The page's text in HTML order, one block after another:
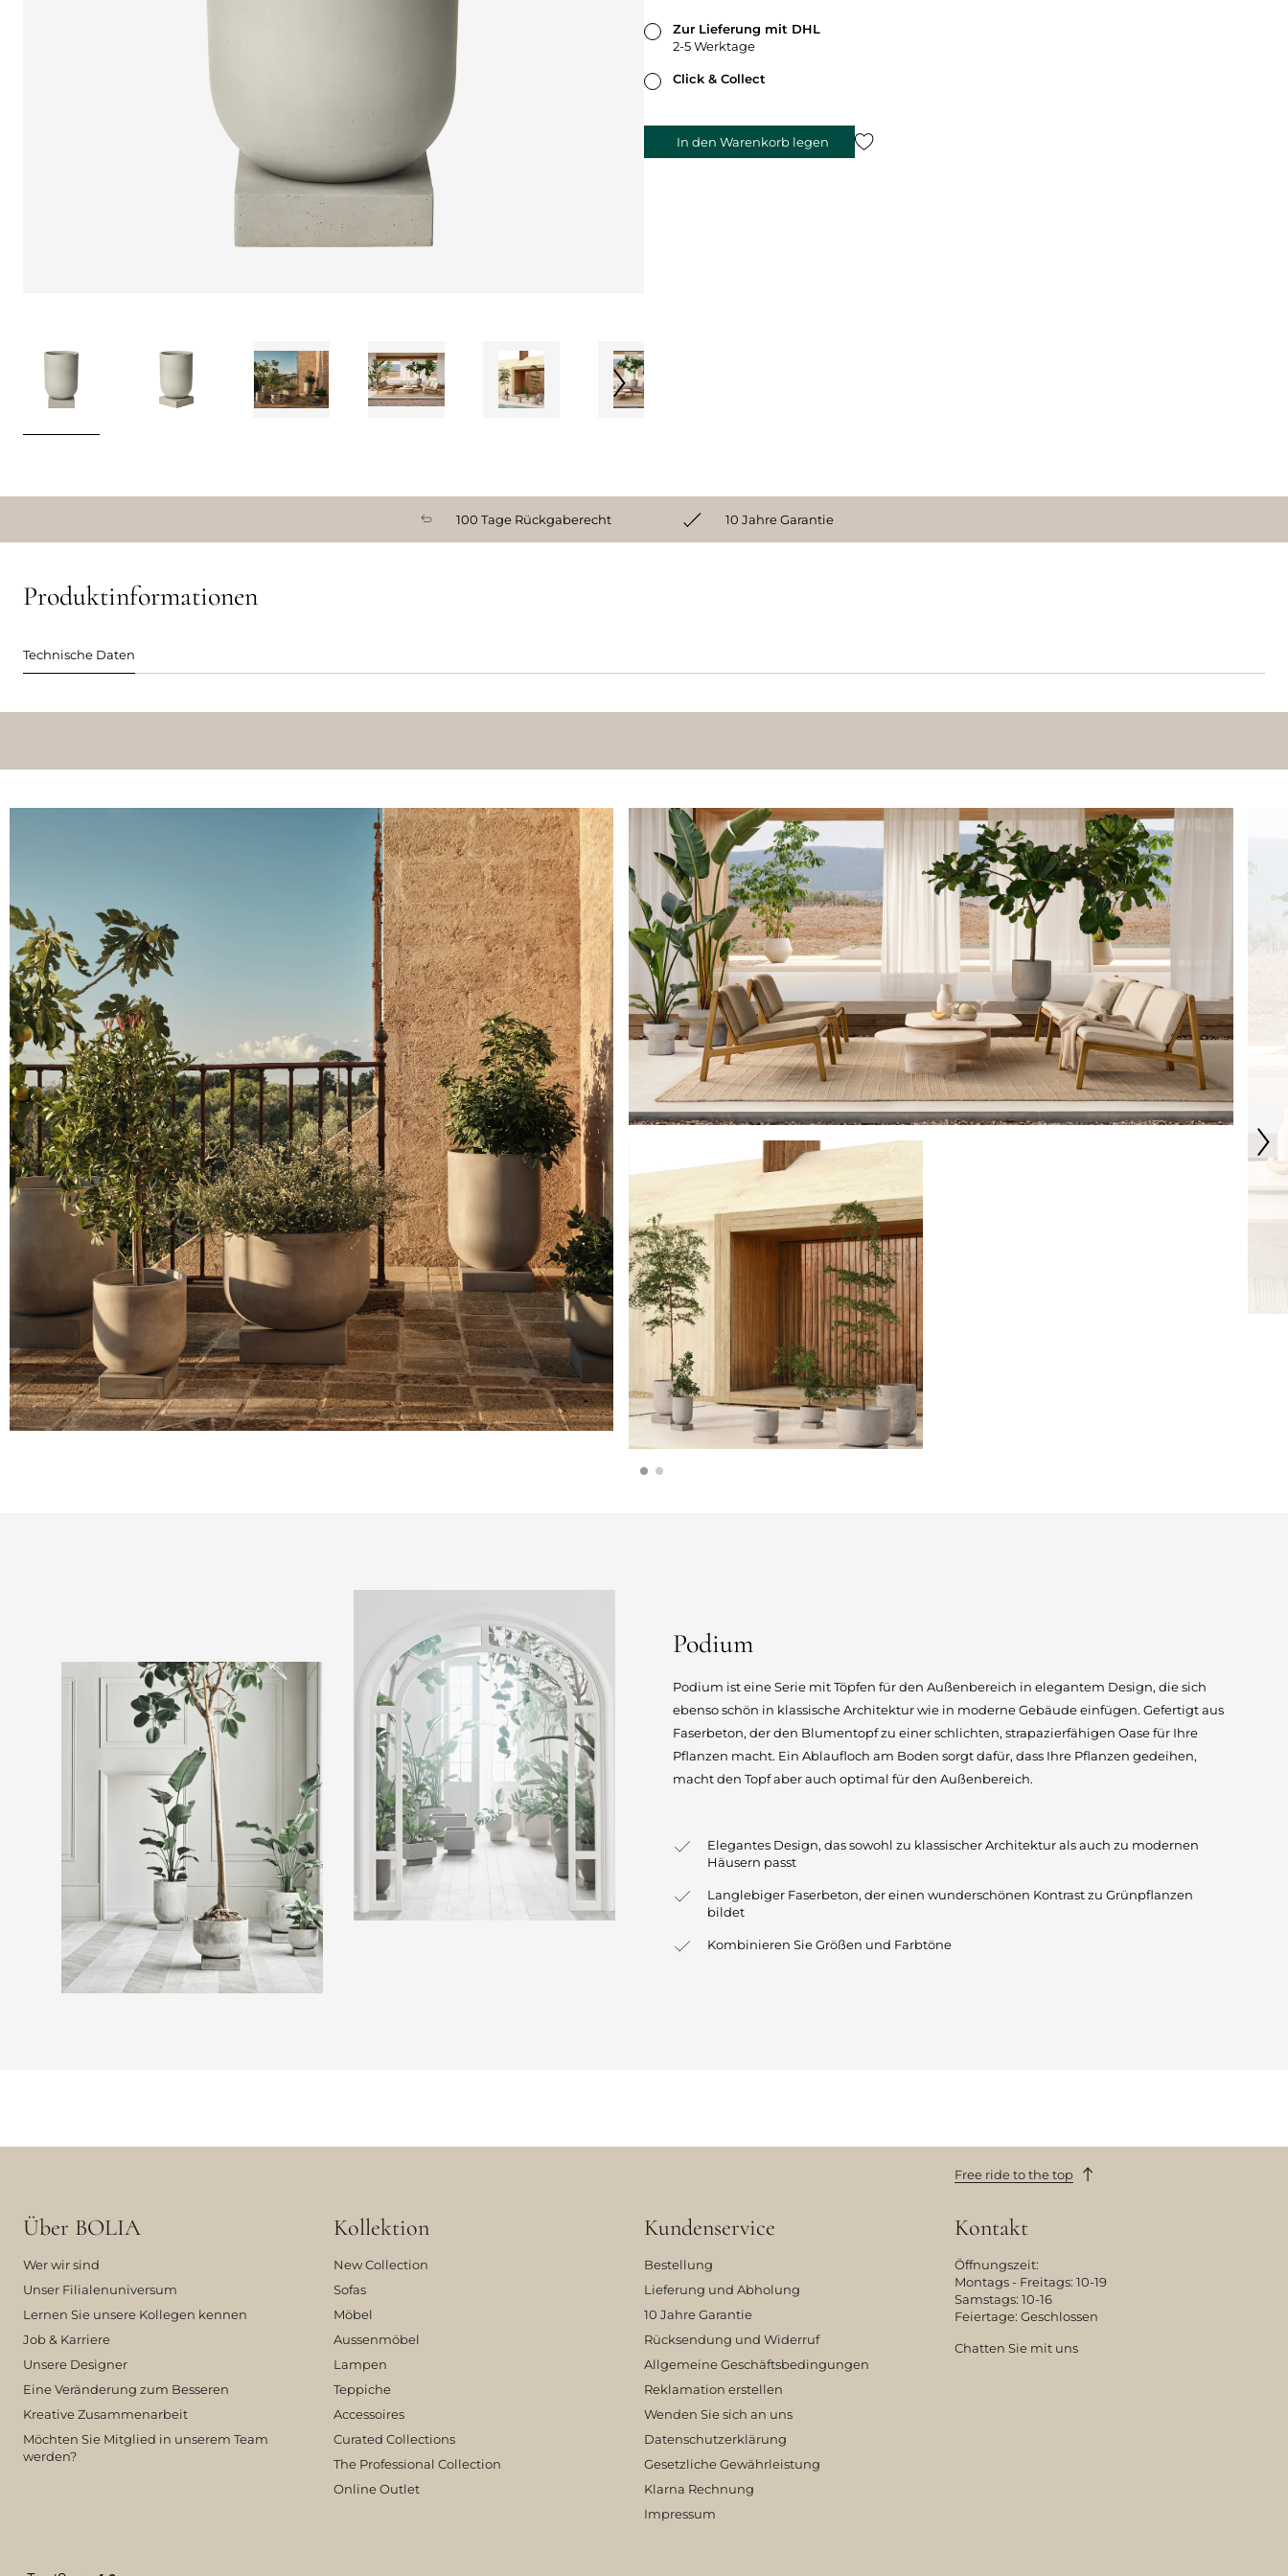
Zur Lieferung mit DHL
2-5 Werktage
Click & Collect
In den Warenkorb legen
100 Tage Rückgaberecht 10 Jahre Garantie
Produktinformationen
Technische Daten
Podium
Podium ist eine Serie mit Töpfen für den Außenbereich in elegantem Design, die sich
ebenso schön in klassische Architektur wie in moderne Gebäude einfügen. Gefertigt aus
Faserbeton, der den Blumentopf zu einer schlichten, strapazierfähigen Oase für Ihre
Pflanzen macht. Ein Ablaufloch am Boden sorgt dafür, dass Ihre Pflanzen gedeihen,
macht den Topf aber auch optimal für den Außenbereich.
Elegantes Design, das sowohl zu klassischer Architektur als auch zu modernen
Häusern passt
Langlebiger Faserbeton, der einen wunderschönen Kontrast zu Grünpflanzen
bildet
Kombinieren Sie Größen und Farbtöne
Free ride to the top
Über BOLIA
Wer wir sind
Unser Filialenuniversum
Lernen Sie unsere Kollegen kennen
Job & Karriere
Unsere Designer
Eine Veränderung zum Besseren
Kreative Zusammenarbeit
Möchten Sie Mitglied in unserem Team
werden?
Kollektion
New Collection
Sofas
Möbel
Aussenmöbel
Lampen
Teppiche
Accessoires
Curated Collections
The Professional Collection
Online Outlet
Kundenservice
Bestellung
Lieferung und Abholung
10 Jahre Garantie
Rücksendung und Widerruf
Allgemeine Geschäftsbedingungen
Reklamation erstellen
Wenden Sie sich an uns
Datenschutzerklärung
Gesetzliche Gewährleistung
Klarna Rechnung
Impressum
Kontakt
Öffnungszeit:
Montags - Freitags: 10-19
Samstags: 10-16
Feiertage: Geschlossen
Chatten Sie mit uns